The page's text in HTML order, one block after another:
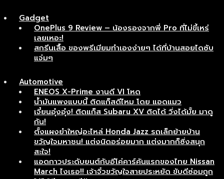
Gadget
OnePlus 9 Review – น้องรองจากพี่ Pro ที่ไม่ขี้เหร่
เลยเหอะ!
สกรีนเสื้อ ของพรีเมียมทำเองง่ายๆ ได้ที่บ้านสอยไดซับ
แจ่มๆ
Automotive
ENEOS X-Prime งานดี VI โหด
น้ำมันแพงแบบนี้ ติดแก็สดีไหม โดย แอดแมว
เจี๋ยนอุ๋งอุ๋ง! ติดแก็ส Subaru XV ติดได้ วิ่งได้มั้ย มาดู
กัน!
ตั้งแผงยำใหญ่อะไหล่ Honda Jazz รถเล็กย้ายบ้าน
ขวัญใจมหาชน! แต่งนิดอร่อยมาก แต่งมากก็ซิ่งสนุก
สะใจ!
แอดกาวประดับยนต์กับอีโค่คาร์คันแรกของไทย Nissan
March ไงเธอ!! เจ้าจิ๋วขวัญใจสายประหยัด ขับดีซ่อมถูก